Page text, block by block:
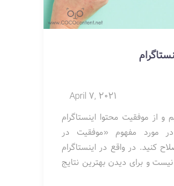
April 7, 2021
از موفقیت محتوا اینستاگرام
مورد مفهوم «موفقیت در
کنید. در واقع در اینستاگرام
نیست و برای دیدن بهترین نتایج